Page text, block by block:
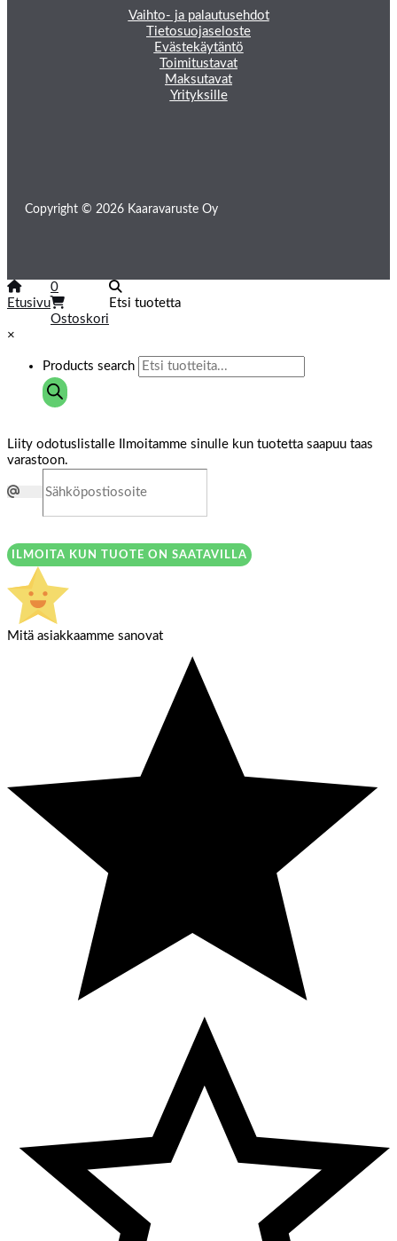
Vaihto- ja palautusehdot
Tietosuojaseloste
Evästekäytäntö
Toimitustavat
Maksutavat
Yrityksille
Copyright © 2026 Kaaravaruste Oy
Etusivu
0
Ostoskori
Etsi tuotetta
×
Products search
Liity odotuslistalle
Ilmoitamme sinulle kun tuotetta saapuu taas
varastoon.
ILMOITA KUN TUOTE ON SAATAVILLA
Mitä asiakkaamme sanovat